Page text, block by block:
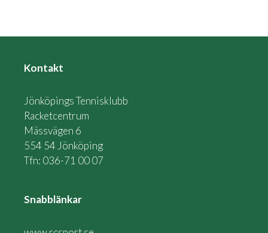
Kontakt
Jönköpings Tennisklubb
Racketcentrum
Mässvägen 6
554 54 Jönköping
Tfn: 036-71 00 07
Snabblänkar